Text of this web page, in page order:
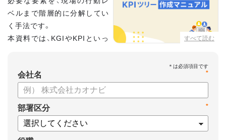
すべて読む
ベルまで階層的に分解してい
く手法です。
本資料では、KGIやKPIといっ
【資料の内容】
・KGI、KPIなどの用語をおさらい
・KPIツリーの作り方
・業種別のKPIツリー例
*
会社名
*
部署区分